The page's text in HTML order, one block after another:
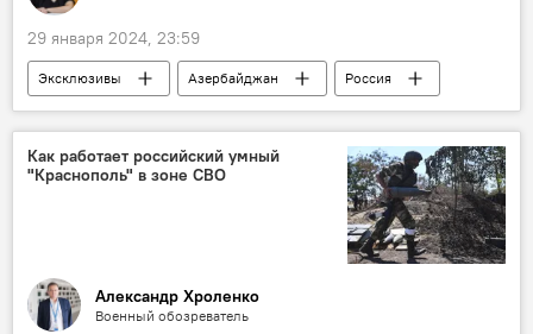
29 января 2024, 23:59
Эксклюзивы Азербайджан
Россия
Репатриация
Соотечественники
Переселение
Русская община Азербайджана
Как работает российский умный
"Краснополь" в зоне СВО
Александр Хроленко
Военный обозреватель